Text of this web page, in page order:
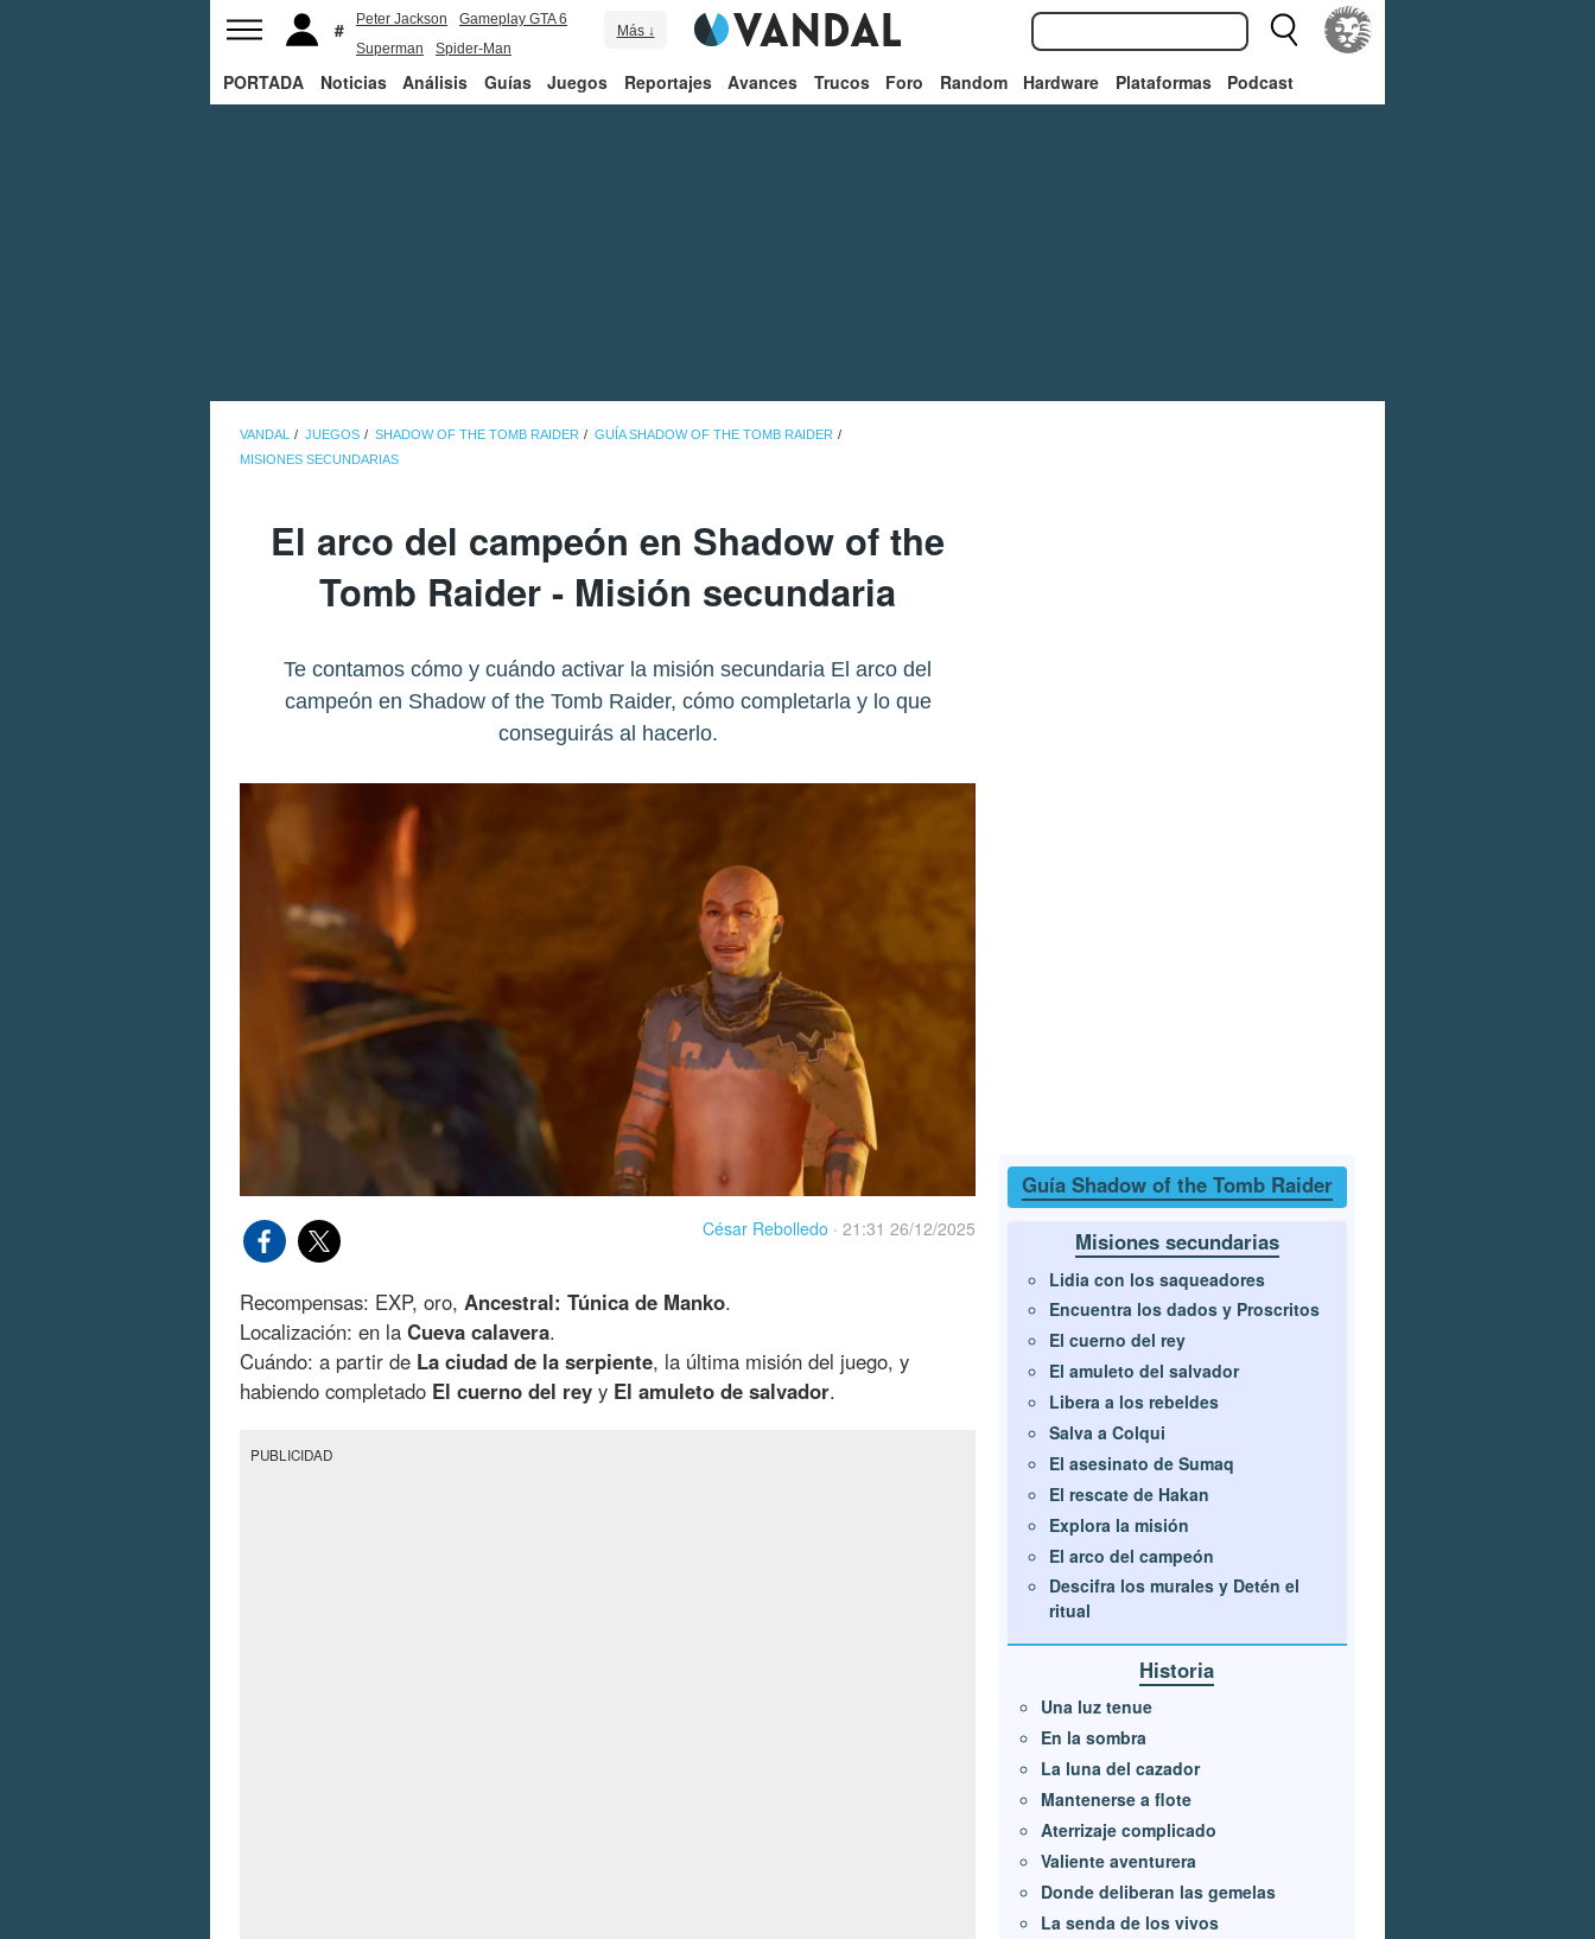
Peter Jackson
Gameplay GTA 6
Superman
Spider-Man
Más ↓
PORTADA Noticias Análisis Guías Juegos Reportajes Avances Trucos Foro Random Hardware Plataformas Podcast
VANDAL JUEGOS SHADOW OF THE TOMB RAIDER
GUÍA SHADOW OF THE TOMB RAIDER
MISIONES SECUNDARIAS
El arco del campeón en Shadow of the
Tomb Raider - Misión secundaria
Te contamos cómo y cuándo activar la misión secundaria El arco del
campeón en Shadow of the Tomb Raider, cómo completarla y lo que
conseguirás al hacerlo.
César Rebolledo · 21:31 26/12/2025
Recompensas: EXP, oro, Ancestral: Túnica de Manko.
Localización: en la Cueva calavera.
Cuándo: a partir de La ciudad de la serpiente, la última misión del juego, y
habiendo completado El cuerno del rey y El amuleto de salvador.
PUBLICIDAD
Guía Shadow of the Tomb Raider
Misiones secundarias
Lidia con los saqueadores
Encuentra los dados y Proscritos
El cuerno del rey
El amuleto del salvador
Libera a los rebeldes
Salva a Colqui
El asesinato de Sumaq
El rescate de Hakan
Explora la misión
El arco del campeón
Descifra los murales y Detén el
ritual
Historia
Una luz tenue
En la sombra
La luna del cazador
Mantenerse a flote
Aterrizaje complicado
Valiente aventurera
Donde deliberan las gemelas
La senda de los vivos